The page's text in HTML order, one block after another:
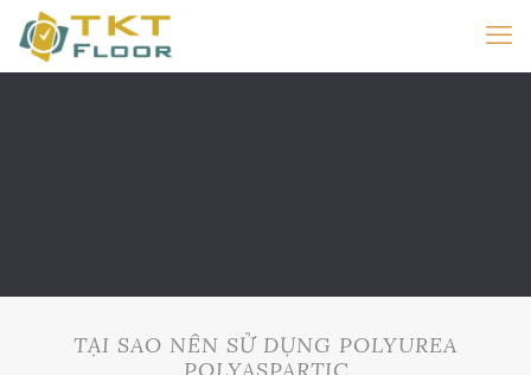
TẠI SAO NÊN SỬ DỤNG POLYUREA